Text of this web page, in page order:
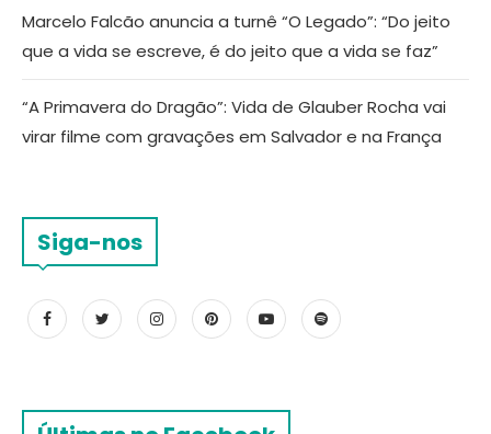
Marcelo Falcão anuncia a turnê “O Legado”: “Do jeito
que a vida se escreve, é do jeito que a vida se faz”
“A Primavera do Dragão”: Vida de Glauber Rocha vai
virar filme com gravações em Salvador e na França
Siga-nos